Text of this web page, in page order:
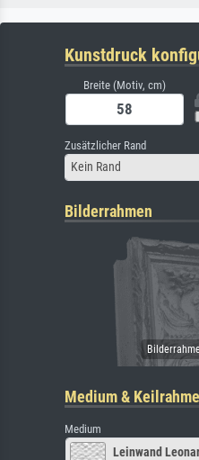
Kunstdruck
Breite (Motiv, cm)
Zusätzlicher Rand
Kein Rand
Bilderrahmen
Medium &
Medium
Leinwand